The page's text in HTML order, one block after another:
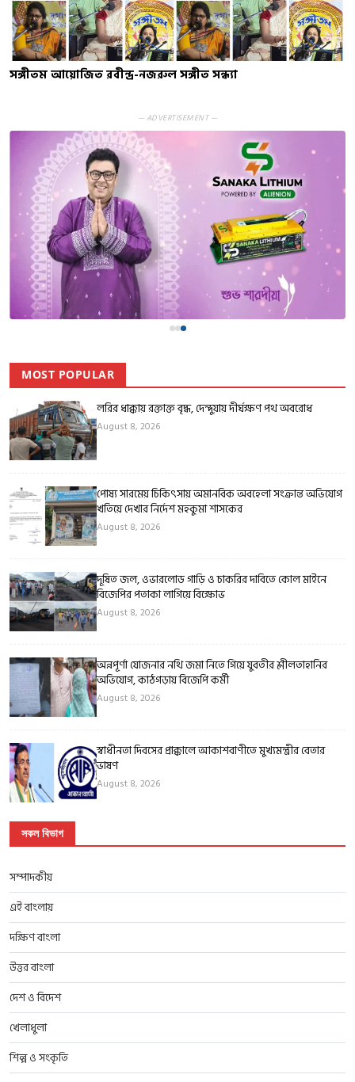
সঙ্গীতম আয়োজিত রবীন্দ্র-নজরুল সঙ্গীত সন্ধ্যা
— ADVERTISEMENT —
MOST POPULAR
লরির ধাক্কায় রক্তাক্ত বৃদ্ধ, দেন্দুয়ায় দীর্ঘক্ষণ পথ অবরোধ
August 8, 2026
পোষ্য সারমেয় চিকিৎসায় অমানবিক অবহেলা সংক্রান্ত অভিযোগ
খতিয়ে দেখার নির্দেশ মহকুমা শাসকের
August 8, 2026
দূষিত জল, ওভারলোড গাড়ি ও চাকরির দাবিতে কোল মাইনে
বিজেপির পতাকা লাগিয়ে বিক্ষোভ
August 8, 2026
অন্নপূর্ণা যোজনার নথি জমা নিতে গিয়ে যুবতীর শ্লীলতাহানির
অভিযোগ, কাঠগড়ায় বিজেপি কর্মী
August 8, 2026
স্বাধীনতা দিবসের প্রাক্কালে আকাশবাণীতে মুখ্যমন্ত্রীর বেতার
ভাষণ
August 8, 2026
সকল বিভাগ
সম্পাদকীয়
এই বাংলায়
দক্ষিণ বাংলা
উত্তর বাংলা
দেশ ও বিদেশ
খেলাধুলা
শিল্প ও সংকৃতি